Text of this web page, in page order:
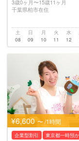
3歳0ヶ月〜15歳11ヶ月
千葉県柏市在住
土
08
日
09
月
10
火
11
水
12
¥6,600 〜 /1時間
企業型割引
東京都一時預